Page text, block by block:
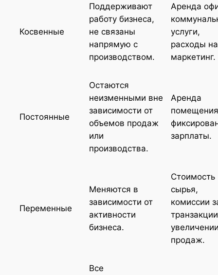
Косвенные
Поддерживают
работу бизнеса,
не связаны
напрямую с
производством.
Аренда
услуги,
расходы на
маркетинг.
Постоянные
Остаются
неизменными вне
зависимости от
объемов продаж
или
производства.
Аренда
зарплаты.
Переменные
Меняются в
зависимости от
активности
бизнеса.
Стоимость
сырья,
комиссии
продаж.
Все